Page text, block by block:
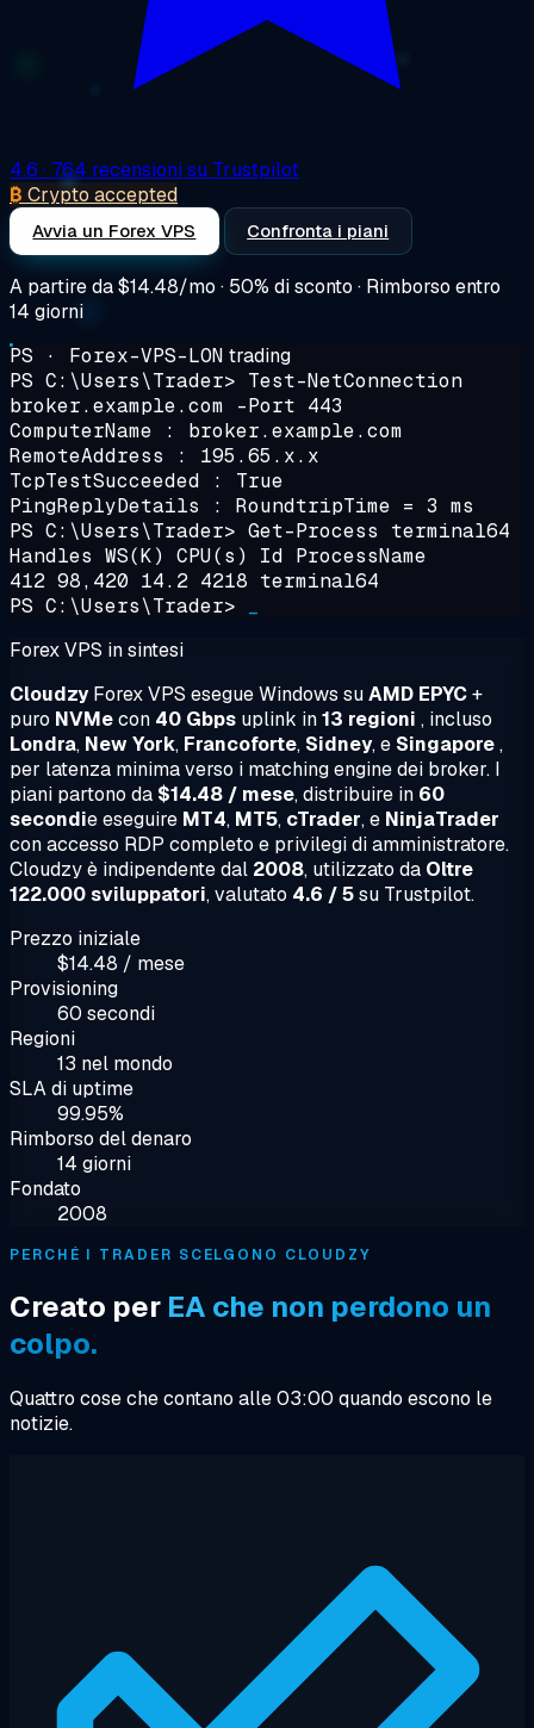
4.6 · 764 recensioni su Trustpilot
₿ Crypto accepted
Avvia un Forex VPS Confronta i piani
A partire da$14.48/mo · 50% di sconto · Rimborso entro
14 giorni
PS · Forex-VPS-LON trading
PS C:\Users\Trader> Test-NetConnection
broker.example.com -Port 443
ComputerName : broker.example.com
RemoteAddress : 195.65.x.x
TcpTestSucceeded : True
PingReplyDetails : RoundtripTime = 3 ms
PS C:\Users\Trader> Get-Process terminal64
Handles WS(K) CPU(s) Id ProcessName
412 98,420 14.2 4218 terminal64
PS C:\Users\Trader>
Forex VPS in sintesi
CloudzyForex VPS esegue Windows suAMD EPYC+
puro NVMecon 40 Gbps uplink in13 regioni , incluso
Londra, New York, Francoforte, Sidney, e Singapore,
per latenza minima verso i matching engine dei broker. I
piani partono da $14.48 / mese, distribuire in 60
secondie eseguire MT4, MT5, cTrader, e NinjaTrader
con accesso RDP completo e privilegi di amministratore.
Cloudzy è indipendente dal 2008, utilizzato da Oltre
122.000 sviluppatori, valutato 4.6 / 5su Trustpilot.
Prezzo iniziale
$14.48 / mese
Provisioning
60 secondi
Regioni
13 nel mondo
SLA di uptime
99.95%
Rimborso del denaro
14 giorni
Fondato
2008
PERCHÉ I TRADER SCELGONO CLOUDZY
Creato per EA che non perdono un
colpo.
Quattro cose che contano alle 03:00 quando escono le
notizie.